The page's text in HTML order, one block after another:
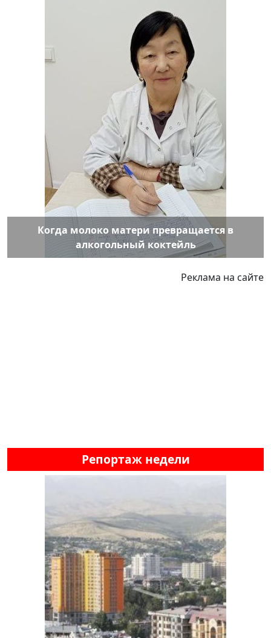
Когда молоко матери превращается в
алкогольный коктейль
Реклама на сайте
Репортаж недели